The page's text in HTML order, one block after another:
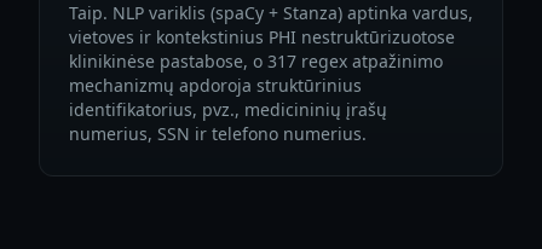
Taip. NLP variklis (spaCy + Stanza) aptinka vardus,
vietoves ir kontekstinius PHI nestruktūrizuotose
klinikinėse pastabose, o 317 regex atpažinimo
mechanizmų apdoroja struktūrinius
identifikatorius, pvz., medicininių įrašų
numerius, SSN ir telefono numerius.